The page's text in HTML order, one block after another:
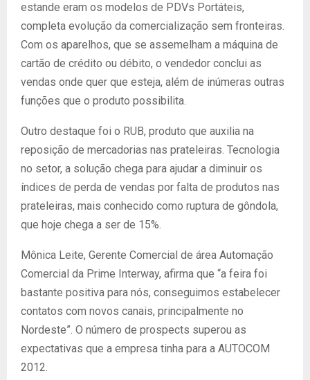
estande eram os modelos de PDVs Portáteis,
completa evolução da comercialização sem fronteiras.
Com os aparelhos, que se assemelham a máquina de
cartão de crédito ou débito, o vendedor conclui as
vendas onde quer que esteja, além de inúmeras outras
funções que o produto possibilita.
Outro destaque foi o RUB, produto que auxilia na
reposição de mercadorias nas prateleiras. Tecnologia
no setor, a solução chega para ajudar a diminuir os
índices de perda de vendas por falta de produtos nas
prateleiras, mais conhecido como ruptura de gôndola,
que hoje chega a ser de 15%.
Mônica Leite, Gerente Comercial de área Automação
Comercial da Prime Interway, afirma que “a feira foi
bastante positiva para nós, conseguimos estabelecer
contatos com novos canais, principalmente no
Nordeste”. O número de prospects superou as
expectativas que a empresa tinha para a AUTOCOM
2012.